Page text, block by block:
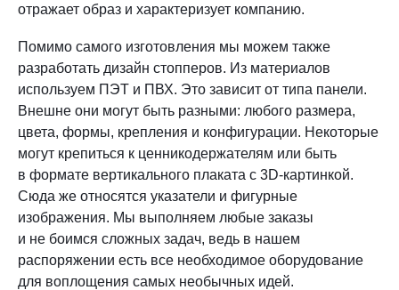
отражает образ и характеризует компанию.
Помимо самого изготовления мы можем также
разработать дизайн стопперов. Из материалов
используем ПЭТ и ПВХ. Это зависит от типа панели.
Внешне они могут быть разными: любого размера,
цвета, формы, крепления и конфигурации. Некоторые
могут крепиться к ценникодержателям или быть
в формате вертикального плаката с 3D-картинкой.
Сюда же относятся указатели и фигурные
изображения. Мы выполняем любые заказы
и не боимся сложных задач, ведь в нашем
распоряжении есть все необходимое оборудование
для воплощения самых необычных идей.